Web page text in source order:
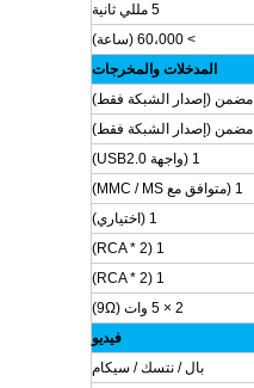
5 مللي ثانية
> 60،000 (ساعة)
المدخلات والمخرجات
مضمن (إصدار الشبكة فقط)
مضمن (إصدار الشبكة فقط)
1 (واجهة USB2.0)
1 (متوافق مع MMC / MS)
1 (اختياري)
1 (RCA * 2)
1 (RCA * 2)
2 × 5 وات (9Ω)
فيديو
بال / نتسك / سيكام